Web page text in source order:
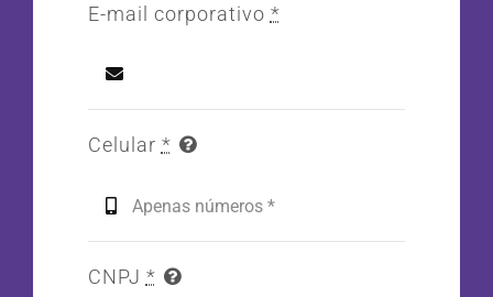
E-mail corporativo *
Celular *
CNPJ *